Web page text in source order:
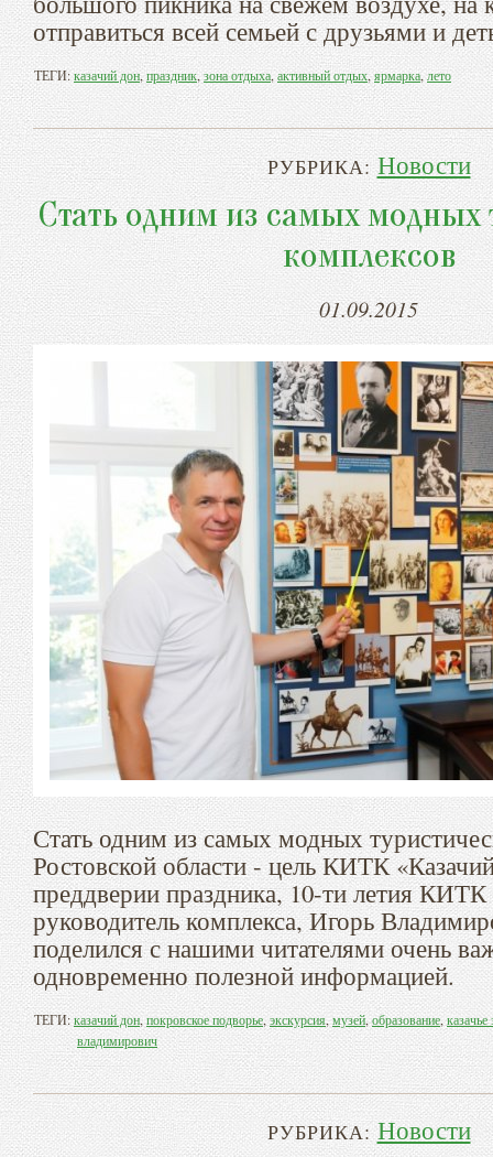
отправиться всей семьей с друзьями и
ТЕГИ:казачий дон,праздник,зона отдыха,активный отдых,ярмарка,лето
РУБРИКА: Новости
Стать одним из самых модных
комплексов
01.09.2015
Стать одним из самых модных
Ростовской области - цель КИТК
преддверии праздника, 10-ти летия
руководитель комплекса, Игорь
поделился с нашими читателями очень
одновременно полезной информацией.
ТЕГИ:казачий дон, покровское подворье,экскурсия,музей,образование,казачье
владимирович
РУБРИКА: Новости